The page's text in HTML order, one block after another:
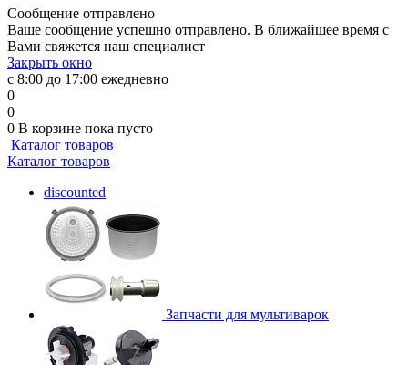
Сообщение отправлено
Ваше сообщение успешно отправлено. В ближайшее время с
Вами свяжется наш специалист
Закрыть окно
с 8:00 до 17:00 ежедневно
0
0
0 В корзине пока пусто
Каталог товаров
Каталог товаров
discounted
Запчасти для мультиварок